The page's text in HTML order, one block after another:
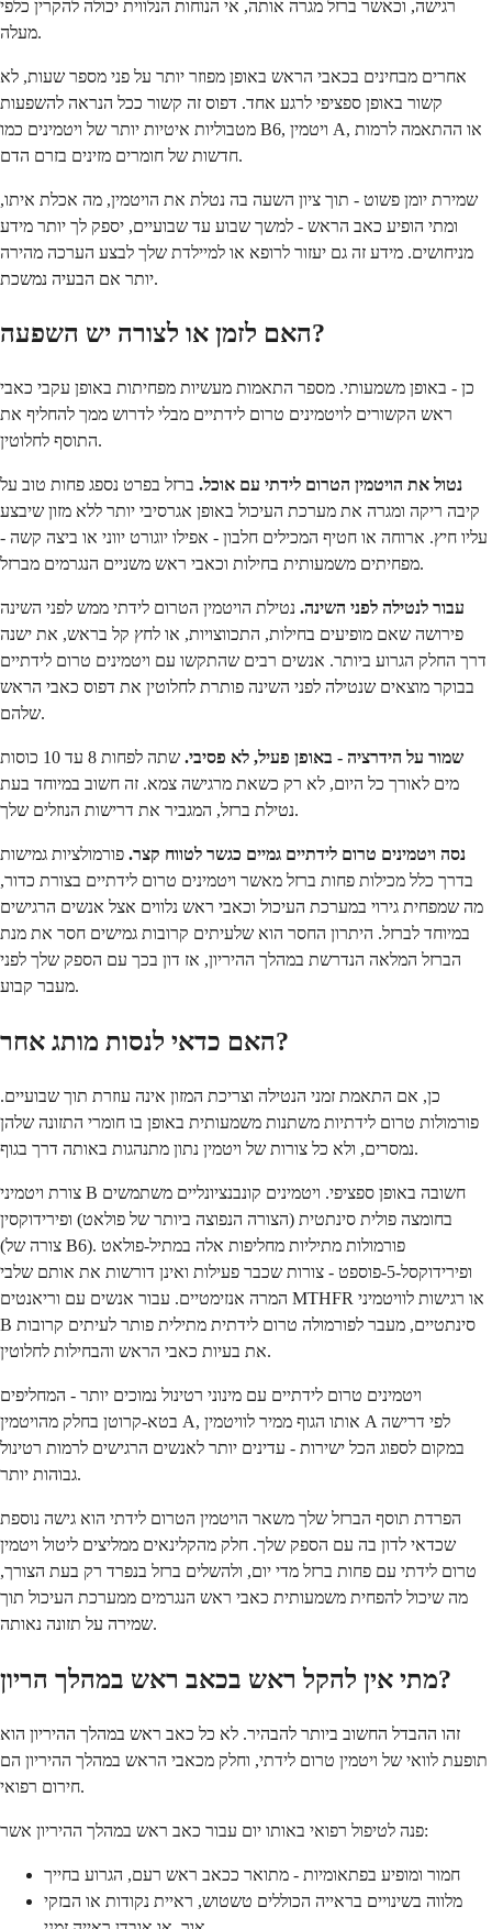
רגישה, וכאשר ברזל מגרה אותה, אי הנוחות הנלווית יכולה להקרין כלפי
מעלה.
אחרים מבחינים בכאבי הראש באופן מפוזר יותר על פני מספר שעות, לא
קשור באופן ספציפי לרגע אחד. דפוס זה קשור ככל הנראה להשפעות
מטבוליות איטיות יותר של ויטמינים כמו B6, ויטמין A, או ההתאמה לרמות
חדשות של חומרים מזינים בזרם הדם.
שמירת יומן פשוט - תוך ציון השעה בה נטלת את הויטמין, מה אכלת איתו,
ומתי הופיע כאב הראש - למשך שבוע עד שבועיים, יספק לך יותר מידע
מניחושים. מידע זה גם יעזור לרופא או למיילדת שלך לבצע הערכה מהירה
יותר אם הבעיה נמשכת.
האם לזמן או לצורה יש השפעה?
כן - באופן משמעותי. מספר התאמות מעשיות מפחיתות באופן עקבי כאבי
ראש הקשורים לויטמינים טרום לידתיים מבלי לדרוש ממך להחליף את
התוסף לחלוטין.
נטול את הויטמין הטרום לידתי עם אוכל. ברזל בפרט נספג פחות טוב על
קיבה ריקה ומגרה את מערכת העיכול באופן אגרסיבי יותר ללא מזון שיבצע
עליו חיץ. ארוחה או חטיף המכילים חלבון - אפילו יוגורט יווני או ביצה קשה -
מפחיתים משמעותית בחילות וכאבי ראש משניים הנגרמים מברזל.
עבור לנטילה לפני השינה. נטילת הויטמין הטרום לידתי ממש לפני השינה
פירושה שאם מופיעים בחילות, התכווצויות, או לחץ קל בראש, את ישנה
דרך החלק הגרוע ביותר. אנשים רבים שהתקשו עם ויטמינים טרום לידתיים
בבוקר מוצאים שנטילה לפני השינה פותרת לחלוטין את דפוס כאבי הראש
שלהם.
שמור על הידרציה - באופן פעיל, לא פסיבי.
שתה לפחות 8 עד 10 כוסות
מים לאורך כל היום, לא רק כשאת מרגישה צמא. זה חשוב במיוחד בעת
נטילת ברזל, המגביר את דרישות הנוזלים שלך.
נסה ויטמינים טרום לידתיים גמיים כגשר לטווח קצר. פורמולציות גמישות
בדרך כלל מכילות פחות ברזל מאשר ויטמינים טרום לידתיים בצורת כדור,
מה שמפחית גירוי במערכת העיכול וכאבי ראש נלווים אצל אנשים הרגישים
במיוחד לברזל. היתרון החסר הוא שלעיתים קרובות גמישים חסר את מנת
הברזל המלאה הנדרשת במהלך ההיריון, אז דון בכך עם הספק שלך לפני
מעבר קבוע.
האם כדאי לנסות מותג אחר?
כן, אם התאמת זמני הנטילה וצריכת המזון אינה עוזרת תוך שבועיים.
פורמולות טרום לידתיות משתנות משמעותית באופן בו חומרי התזונה שלהן
נמסרים, ולא כל צורות של ויטמין נתון מתנהגות באותה דרך בגוף.
צורת ויטמיני B חשובה באופן ספציפי. ויטמינים קונבנציונליים משתמשים
בחומצה פולית סינתטית (הצורה הנפוצה ביותר של פולאט) ופירידוקסין
(צורה של B6). פורמולות מתיליות מחליפות אלה במתיל-פולאט
ופירידוקסל-5-פוספט - צורות שכבר פעילות ואינן דורשות את אותם שלבי
המרה אנזימטיים. עבור אנשים עם וריאנטים MTHFR או רגישות לוויטמיני
B סינתטיים, מעבר לפורמולה טרום לידתית מתילית פותר לעיתים קרובות
את בעיות כאבי הראש והבחילות לחלוטין.
ויטמינים טרום לידתיים עם מינוני רטינול נמוכים יותר - המחליפים
בטא-קרוטן בחלק מהויטמין A, אותו הגוף ממיר לוויטמין A לפי דרישה
במקום לספוג הכל ישירות - עדינים יותר לאנשים הרגישים לרמות רטינול
גבוהות יותר.
הפרדת תוסף הברזל שלך משאר הויטמין הטרום לידתי הוא גישה נוספת
שכדאי לדון בה עם הספק שלך. חלק מהקלינאים ממליצים ליטול ויטמין
טרום לידתי עם פחות ברזל מדי יום, ולהשלים ברזל בנפרד רק בעת הצורך,
מה שיכול להפחית משמעותית כאבי ראש הנגרמים ממערכת העיכול תוך
שמירה על תזונה נאותה.
מתי אין להקל ראש בכאב ראש במהלך הריון?
זהו ההבדל החשוב ביותר להבהיר. לא כל כאב ראש במהלך ההיריון הוא
תופעת לוואי של ויטמין טרום לידתי, וחלק מכאבי הראש במהלך ההיריון הם
חירום רפואי.
פנה לטיפול רפואי באותו יום עבור כאב ראש במהלך ההיריון אשר:
חמור ומופיע בפתאומיות - מתואר ככאב ראש רעם, הגרוע בחייך
מלווה בשינויים בראייה הכוללים טשטוש, ראיית נקודות או הבזקי